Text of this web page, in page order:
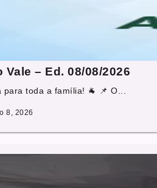
– Ed. 08/08/2026
toda a família! 🐐 📌 O...
8, 2026